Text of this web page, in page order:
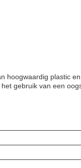
plastic
gebruik van een